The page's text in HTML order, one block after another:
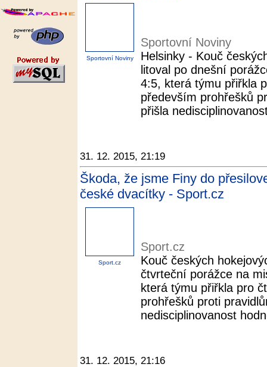
Sportovní Noviny
Sportovní Noviny
Helsinky - Kouč
litoval po dnešní
4:5, která týmu přiřkla
především prohřešků
přišla
31. 12. 2015, 21:19
Škoda, že jsme Finy do
české dvacítky - Sport.cz
Sport.cz
Sport.cz
Kouč českých
čtvrteční porážce na
která týmu přiřkla pro
prohřešků proti
nedisciplinovanost
31. 12. 2015, 21:16